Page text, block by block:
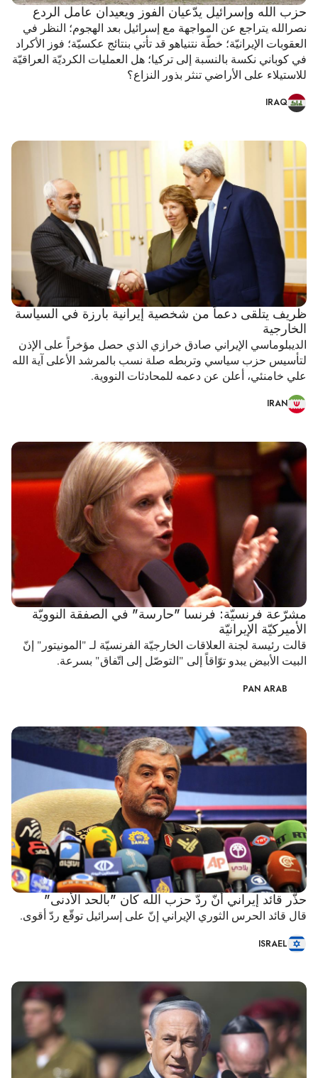
حزب الله وإسرائيل يدّعيان الفوز ويعيدان عامل الردع
نصرالله يتراجع عن المواجهة مع إسرائيل بعد الهجوم؛ النظر في
العقوبات الإيرانيّة؛ خطّة نتنياهو قد تأتي بنتائج عكسيّة؛ فوز الأكراد
في كوباني نكسة بالنسبة إلى تركيا؛ هل العمليات الكرديّة العراقيّة
للاستيلاء على الأراضي تنثر بذور النزاع؟
IRAQ
ظريف يتلقى دعماً من شخصية إيرانية بارزة في السياسة
الخارجية
الديبلوماسي الإيراني صادق خرازي الذي حصل مؤخراً على الإذن
لتأسيس حزب سياسي وتربطه صلة نسب بالمرشد الأعلى آية الله
علي خامنئي، أعلن عن دعمه للمحادثات النووية.
IRAN
مشرّعة فرنسيّة: فرنسا "حارسة" في الصفقة النوويّة
الأميركيّة الإيرانيّة
قالت رئيسة لجنة العلاقات الخارجيّة الفرنسيّة لـ "المونيتور" إنّ
البيت الأبيض يبدو توّاقاً إلى "التوصّل إلى اتّفاق" بسرعة.
PAN ARAB
حذّر قائد إيراني أنّ ردّ حزب الله كان "بالحد الأدنى"
قال قائد الحرس الثوري الإيراني إنّ على إسرائيل توقّع ردّ أقوى.
ISRAEL